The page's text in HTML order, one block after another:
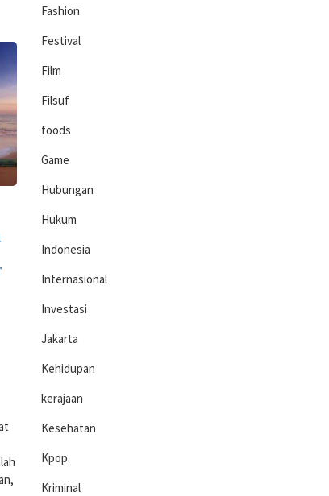
Fashion
Festival
Film
Filsuf
foods
Game
Hubungan
Hukum
Indonesia
Internasional
Investasi
Jakarta
Kehidupan
kerajaan
Kesehatan
Kpop
Kriminal